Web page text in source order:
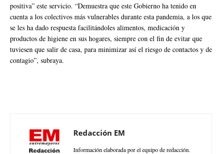
positiva” este servicio. “Demuestra que este Gobierno ha tenido en
cuenta a los colectivos más vulnerables durante esta pandemia, a los que
se les ha dado respuesta facilitándoles alimentos, medicación y
productos de higiene en sus hogares, siempre con el fin de evitar que
tuviesen que salir de casa, para minimizar así el riesgo de contactos y de
contagio”, subraya.
Redacción EM
Información elaborada por el equipo de redacción.